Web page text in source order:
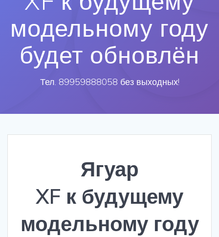
модельному году
будет обновлён
Тел. 89959888058 без выходных!
Ягуар
XF к будущему
модельному году